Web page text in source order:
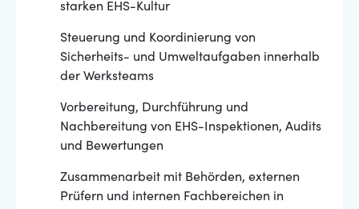
starken EHS-Kultur
Steuerung und Koordinierung von
Sicherheits- und Umweltaufgaben innerhalb
der Werksteams
Vorbereitung, Durchführung und
Nachbereitung von EHS-Inspektionen, Audits
und Bewertungen
Zusammenarbeit mit Behörden, externen
Prüfern und internen Fachbereichen in